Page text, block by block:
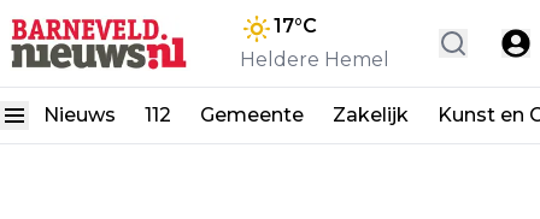
17°C
Heldere Hemel
Nieuws 112 Gemeente Zakelijk Kunst en